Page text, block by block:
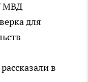
МВД
для
в